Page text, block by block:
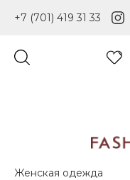
+7 (701) 419 31 33
Женская одежда